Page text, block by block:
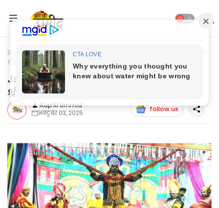
मुख्यपृष्ठ Jaunpur Update
Jaunpur News: शिव धनुष टूटते ही लगे
श्रीराम के जयकारे
Jaunpur News: शिव धनुष टूटते ही लगे
श्रीराम के जयकारे
Aap Ki Ummid
अक्टूबर 03, 2025
follow us